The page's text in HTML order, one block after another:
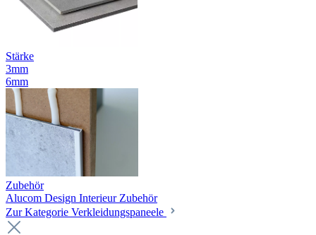
Stärke
3mm
6mm
Zubehör
Alucom Design Interieur Zubehör
Zur Kategorie Verkleidungspaneele